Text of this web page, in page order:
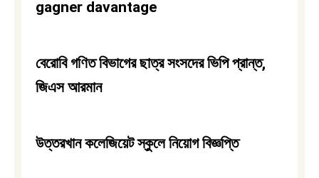
gagner davantage
বেরোবি গণিত বিভাগের ছাত্র সংসদের ভিপি প্রান্ত,
জিএস আরমান
উত্তরখান কলেজিয়েট স্কুলে নিয়ােগ বিজ্ঞপ্তি